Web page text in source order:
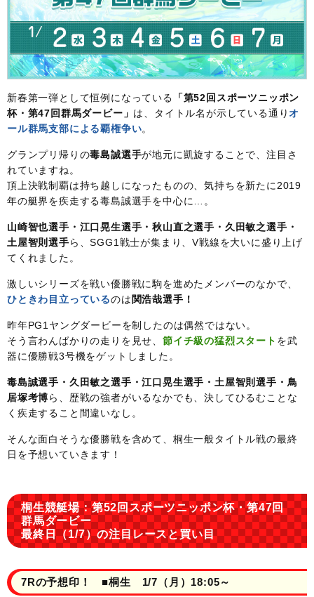
新春第一弾として恒例になっている
「第52回スポーツニッポン
杯・第47回群馬ダービー」 は、タイトル名が示している通りオ
ール群馬支部による覇権争い。
グランプリ帰りの毒島誠選手が地元に凱旋することで、注目さ
れていますね。
頂上決戦制覇は持ち越しになったものの、気持ちを新たに2019
年の艇界を疾走する毒島誠選手を中心に…。
山崎智也選手・江口晃生選手・秋山直之選手・久田敏之選手・
土屋智則選手ら、SGG1戦士が集まり、V戦線を大いに盛り上げ
てくれました。
激しいシリーズを戦い優勝戦に駒を進めたメンバーのなかで、
ひときわ目立っているのは 関浩哉選手！
昨年PG1ヤングダービーを制したのは偶然ではない。
そう言わんばかりの走りを見せ、節イチ級の猛烈スタート を武
器に優勝戦3号機をゲットしました。
毒島誠選手・久田敏之選手・江口晃生選手・土屋智則選手・鳥
居塚考博ら、歴戦の強者がいるなかでも、決してひるむことな
く疾走すること間違いなし。
そんな面白そうな優勝戦を含めて、桐生一般タイトル戦の最終
日を予想いていきます！
桐生競艇場：第52回スポーツニッポン杯・第47回
群馬ダービー
最終日（1/7）の注目レースと買い目
7Rの予想印！ ■桐生 1/7（月）18:05～